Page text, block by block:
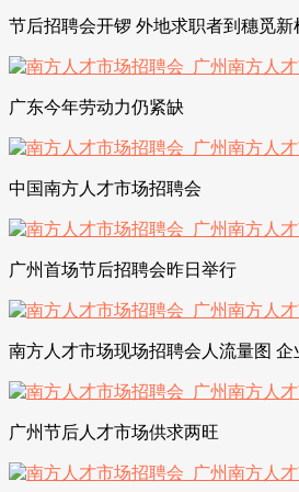
节后招聘会开锣 外地求职者到穗觅新
广东今年劳动力仍紧缺
中国南方人才市场招聘会
广州首场节后招聘会昨日举行
南方人才市场现场招聘会人流量图
广州节后人才市场供求两旺